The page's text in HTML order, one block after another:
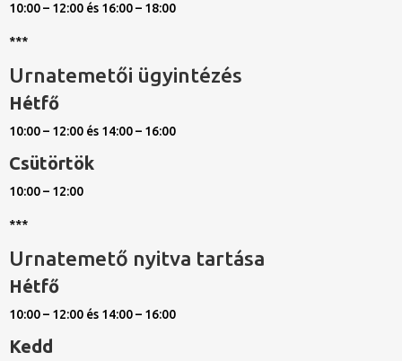
10:00 – 12:00 és 16:00 – 18:00
***
Urnatemetői ügyintézés
Hétfő
10:00 – 12:00 és 14:00 – 16:00
Csütörtök
10:00 – 12:00
***
Urnatemető nyitva tartása
Hétfő
10:00 – 12:00 és 14:00 – 16:00
Kedd